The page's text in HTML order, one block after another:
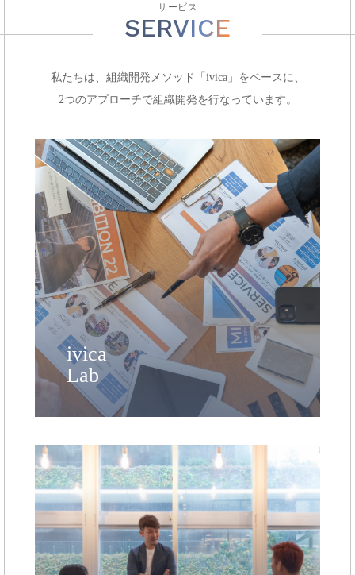
サービス
SERVICE
私たちは、組織開発メソッド「ivica」をベースに、
2つのアプローチで組織開発を行なっています。
ivica
Lab